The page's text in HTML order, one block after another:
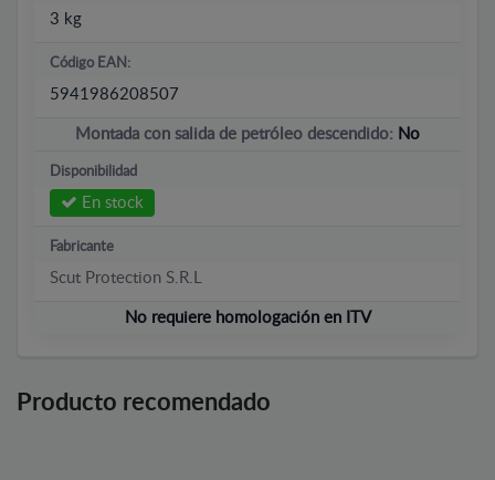
3 kg
Código EAN:
5941986208507
Montada con salida de petróleo descendido: No
Disponibilidad
En stock
Fabricante
Scut Protection S.R.L
No requiere homologación en ITV
Producto recomendado